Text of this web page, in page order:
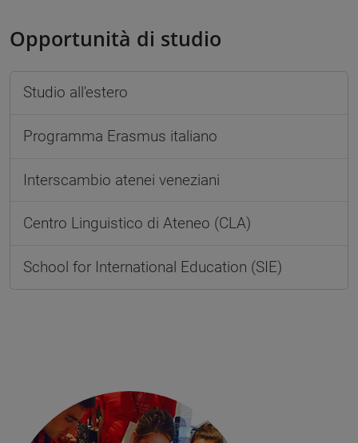
Opportunità di studio
Studio all'estero
Programma Erasmus italiano
Interscambio atenei veneziani
Centro Linguistico di Ateneo (CLA)
School for International Education (SIE)